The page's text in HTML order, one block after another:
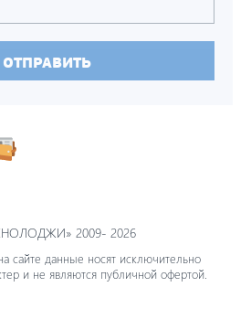
ОТПРАВИТЬ
2009- 2026
сайте данные носят исключительно
и не являются публичной офертой.